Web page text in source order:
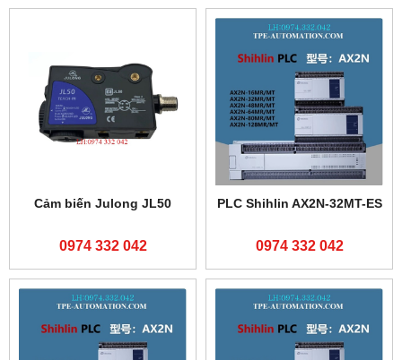
Cảm biến Julong JL50
0974 332 042
PLC Shihlin AX2N-32MT-ES
0974 332 042